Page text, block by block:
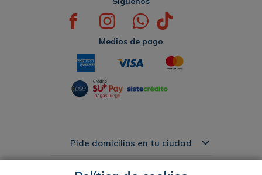
Medios de pago
Pide domicilios en tu ciudad
Acerca de Pasteur